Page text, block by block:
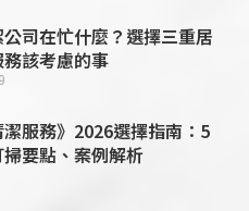
司在忙什麼？選擇三重居
該考慮的事
潔服務》2026選擇指南：5
要點、案例解析